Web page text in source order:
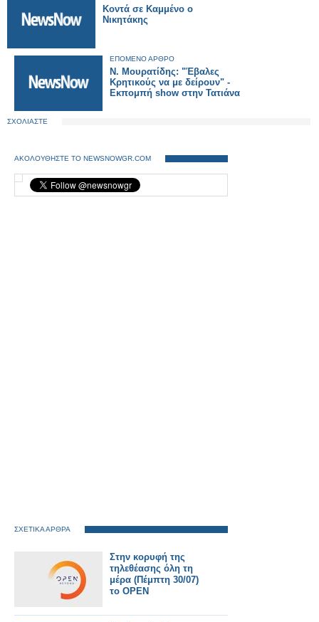
Κοντά σε Καμμένο ο
Νικητάκης
ΕΠΟΜΕΝΟ ΑΡΘΡΟ
Ν. Μουρατίδης: "Έβαλες
Κρητικούς να με δείρουν" -
Εκπομπή show στην Τατιάνα
ΣΧΟΛΙΑΣΤΕ
ΑΚΟΛΟΥΘΗΣΤΕ ΤΟ NEWSNOWGR.COM
ΣΧΕΤΙΚΑ ΑΡΘΡΑ
Στην κορυφή της
τηλεθέασης όλη τη
μέρα (Πέμπτη 30/07)
το OPEN